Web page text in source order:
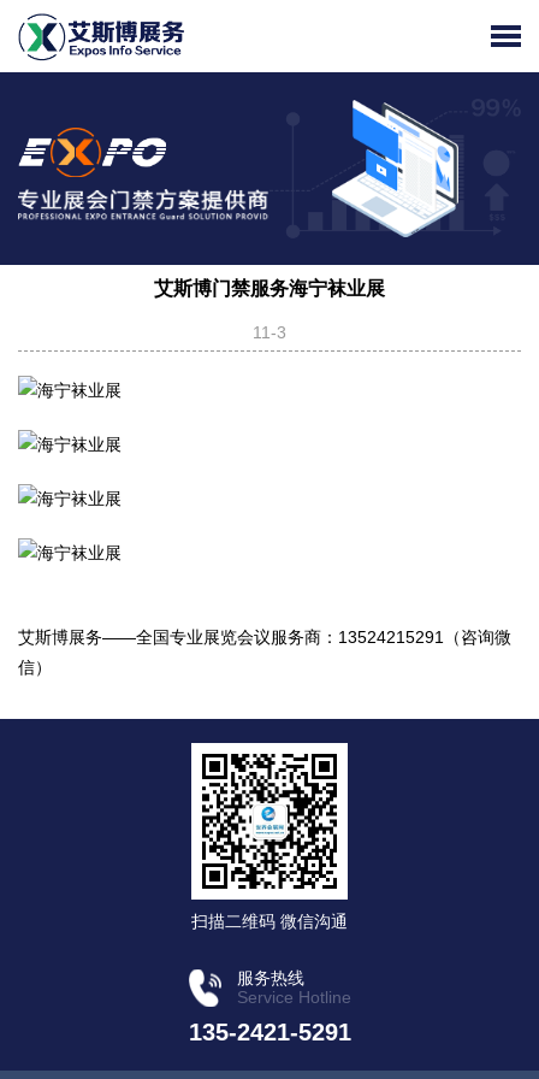
艾斯博门禁服务海宁袜业展
11-3
艾斯博展务——全国专业展览会议服务商：13524215291（咨询微
信）
扫描二维码 微信沟通
服务热线
Service Hotline
135-2421-5291